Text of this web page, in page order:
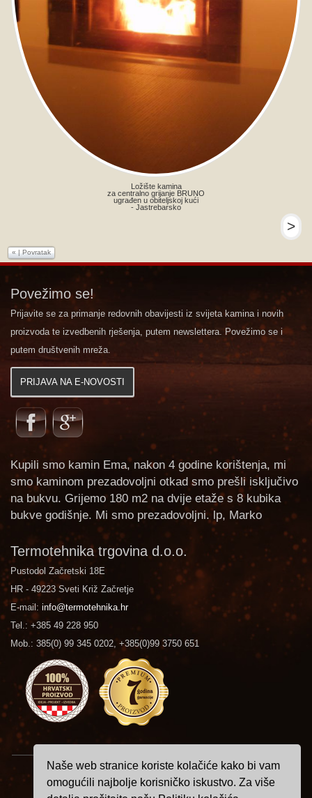
Naše web stranice koriste kolačiće kako bi vam
omogućili najbolje korisničko iskustvo. Za više
Ložište kamina
za centralno grijanje BRUNO
ugrađen u obiteljskoj kući
- Jastrebarsko
>
« | Povratak
Povežimo se!
Prijavite se za primanje redovnih obavijesti iz svijeta kamina i novih
proizvoda te izvedbenih rješenja, putem newslettera. Povežimo se i
putem društvenih mreža.
PRIJAVA NA E-NOVOSTI
Kupili smo kamin Ema, nakon 4 godine korištenja, mi
smo kaminom prezadovoljni otkad smo prešli isključivo
na bukvu. Grijemo 180 m2 na dvije etaže s 8 kubika
bukve godišnje. Mi smo prezadovoljni. lp, Marko
Termotehnika trgovina d.o.o.
Pustodol Začretski 18E
HR - 49223 Sveti Križ Začretje
E-mail: info@termotehnika.hr
Tel.: +385 49 228 950
Mob.: 385(0) 99 345 0202, +385(0)99 3750 651
Istraživanje, projektiranje, konstrukcija i izrada kamina su kreacija
hrvatskog čovjeka i imaju izrazitu vrijednost koja odiše izvornom